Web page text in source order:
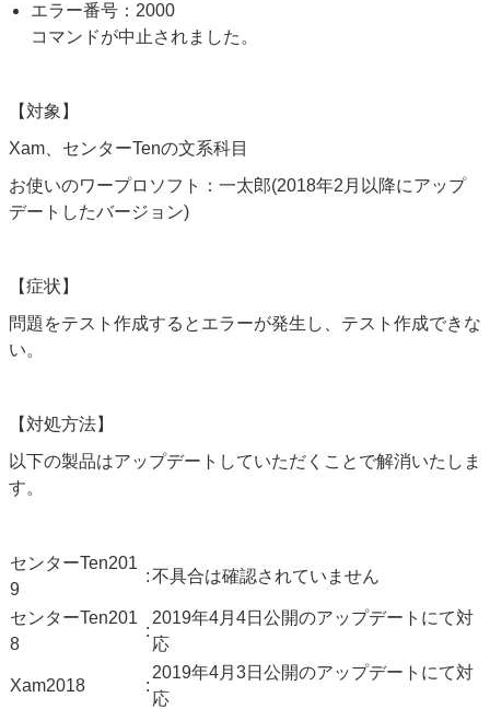
エラー番号：2000
コマンドが中止されました。
【対象】
Xam、センターTenの文系科目
お使いのワープロソフト：一太郎(2018年2月以降にアップ
デートしたバージョン)
【症状】
問題をテスト作成するとエラーが発生し、テスト作成できな
い。
【対処方法】
以下の製品はアップデートしていただくことで解消いたしま
す。
センターTen201
9
:不具合は確認されていません
センターTen201
8
:
2019年4月4日公開のアップデートにて対
応
Xam2018 :
2019年4月3日公開のアップデートにて対
応